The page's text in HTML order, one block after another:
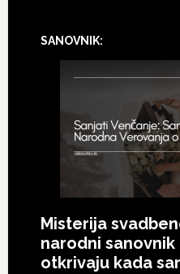
SANOVNIK:
Misterija
narodni
otkrivaju kada